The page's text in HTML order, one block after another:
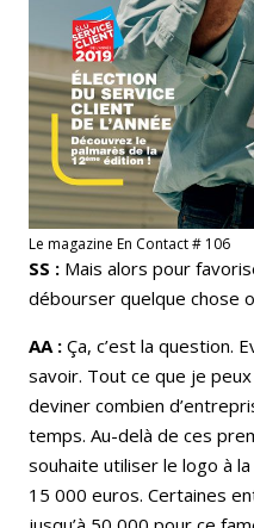
Le magazine En Contact # 106
SS : Mais alors pour
débourser quelque chose
AA : Ça, c’est la question.
savoir. Tout ce que je peux
deviner combien
temps. Au-delà de ces
souhaite utiliser le logo à
15 000 euros. Certaines